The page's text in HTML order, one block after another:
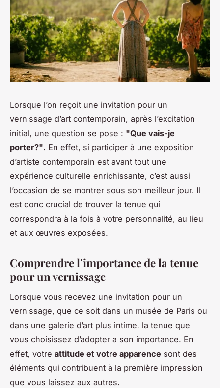
Lorsque l’on reçoit une invitation pour un
vernissage d’art contemporain, après l’excitation
initial, une question se pose : "Que vais-je
porter?". En effet, si participer à une exposition
d’artiste contemporain est avant tout une
expérience culturelle enrichissante, c’est aussi
l’occasion de se montrer sous son meilleur jour. Il
est donc crucial de trouver la tenue qui
correspondra à la fois à votre personnalité, au lieu
et aux œuvres exposées.
Comprendre l’importance de la tenue
pour un vernissage
Lorsque vous recevez une invitation pour un
vernissage, que ce soit dans un musée de Paris ou
dans une galerie d’art plus intime, la tenue que
vous choisissez d’adopter a son importance. En
effet, votre attitude et votre apparence sont des
éléments qui contribuent à la première impression
que vous laissez aux autres.